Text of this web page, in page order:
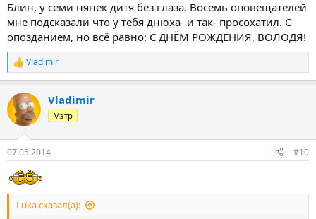
Блин, у семи нянек дитя без глаза. Восемь оповещателей
мне подсказали что у тебя днюха- и так- просохатил. С
опозданием, но всё равно: С ДНЁМ РОЖДЕНИЯ, ВОЛОДЯ!
Р
е
к
ц
и
Vladimir
Vladimir
Мэтр
07.05.2014 #10
Luka сказал(а):